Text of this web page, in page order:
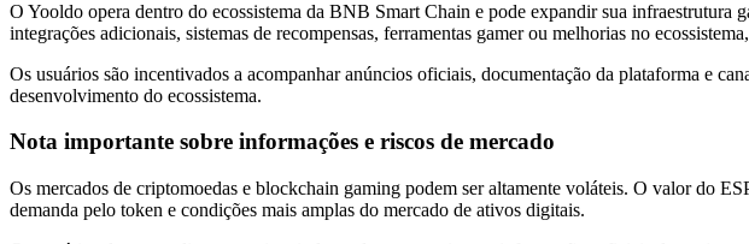
Guia para iniciantes em futuros
O Yooldo opera dentro do ecossistema da BNB Smart Chain e pode expandir sua
integrações adicionais, sistemas de recompensas, ferramentas gamer ou melhorias no
Os usuários são incentivados a acompanhar anúncios oficiais, documentação da plataforma e
desenvolvimento do ecossistema.
Nota importante sobre informações e riscos de mercado
Os mercados de criptomoedas e blockchain gaming podem ser altamente voláteis. O valor do
demanda pelo token e condições mais amplas do mercado de ativos digitais.